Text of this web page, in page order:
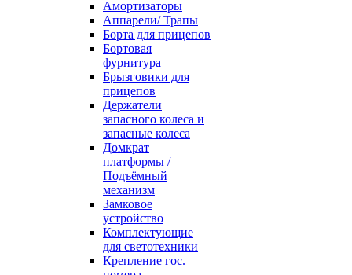
Амортизаторы
Аппарели/ Трапы
Борта для прицепов
Бортовая
фурнитура
Брызговики для
прицепов
Держатели
запасного колеса и
запасные колеса
Домкрат
платформы /
Подъёмный
механизм
Замковое
устройство
Комплектующие
для светотехники
Крепление гос.